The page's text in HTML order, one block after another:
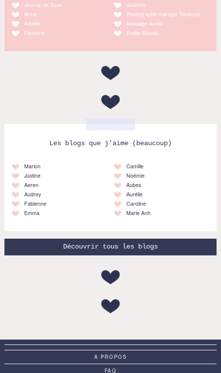
Journal de Saxe
Anne
Amélie
Florence
Godiche
Photographe mariage Toulouse
Massage Auriol
Emilie Massal
Les blogs que j'aime (beaucoup)
Marion
Justine
Aeren
Audrey
Fabienne
Emma
Camille
Noémie
Aubes
Aurélie
Caroline
Marie Anh
Découvrir tous les blogs
A PROPOS
FAQ